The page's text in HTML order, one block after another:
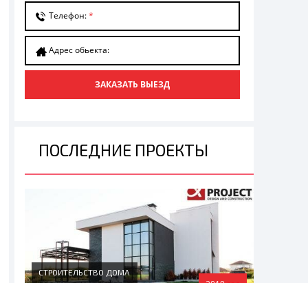
Телефон:*
Адрес обьекта:
ЗАКАЗАТЬ ВЫЕЗД
ПОСЛЕДНИЕ ПРОЕКТЫ
СТРОИТЕЛЬСТВО ДОМА